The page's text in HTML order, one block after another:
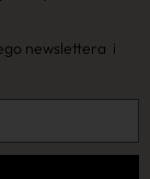
newslettera i